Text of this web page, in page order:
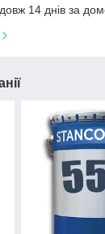
14 днів за